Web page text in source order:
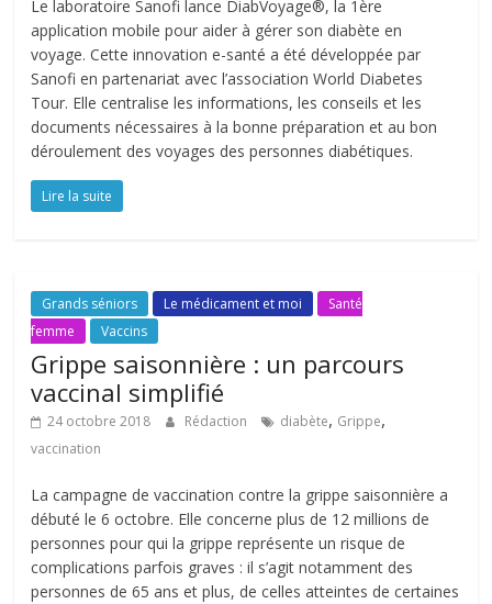
Le laboratoire Sanofi lance DiabVoyage®, la 1ère
application mobile pour aider à gérer son diabète en
voyage. Cette innovation e-santé a été développée par
Sanofi en partenariat avec l’association World Diabetes
Tour. Elle centralise les informations, les conseils et les
documents nécessaires à la bonne préparation et au bon
déroulement des voyages des personnes diabétiques.
Lire la suite
Grands séniors Le médicament et moi
Santé
femme
Vaccins
Grippe saisonnière : un parcours
vaccinal simplifié
24 octobre 2018 Rédaction diabète, Grippe,
vaccination
La campagne de vaccination contre la grippe saisonnière a
débuté le 6 octobre. Elle concerne plus de 12 millions de
personnes pour qui la grippe représente un risque de
complications parfois graves : il s’agit notamment des
personnes de 65 ans et plus, de celles atteintes de certaines